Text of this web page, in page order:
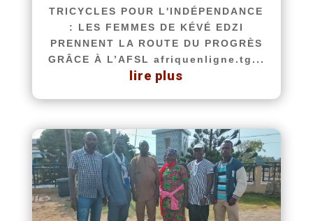
TRICYCLES POUR L'INDÉPENDANCE
: LES FEMMES DE KÉVÉ EDZI
PRENNENT LA ROUTE DU PROGRÈS
GRÂCE À L’AFSL afriquenligne.tg...
lire plus